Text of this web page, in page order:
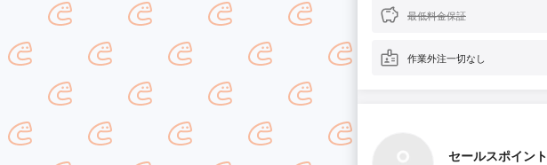
最低料金保証
作業外注一切なし
セールスポイント